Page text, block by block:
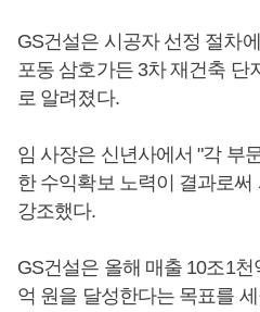
GS건설은 시공자 선정 절차
포동 삼호가든 3차 재건축 단
로 알려졌다.
임 사장은 신년사에서 "각 부
한 수익확보 노력이 결과로
강조했다.
GS건설은 올해 매출 10조1
억 원을 달성한다는 목표를